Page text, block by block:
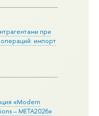
при
импорт
«Modern
– META2026»